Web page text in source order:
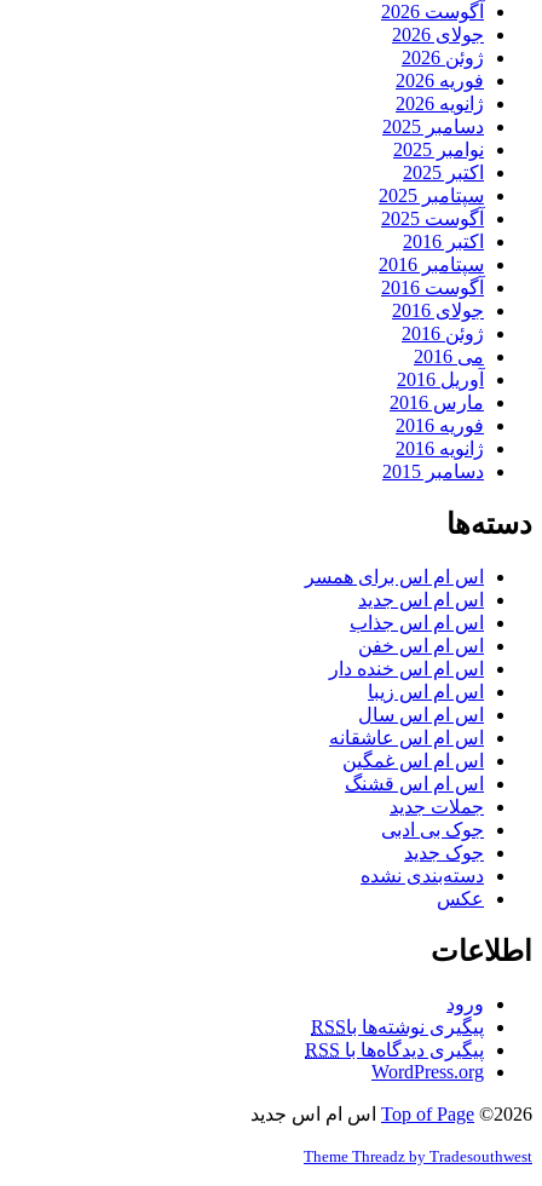
آگوست 2026
جولای 2026
ژوئن 2026
فوریه 2026
ژانویه 2026
دسامبر 2025
نوامبر 2025
اکتبر 2025
سپتامبر 2025
آگوست 2025
اکتبر 2016
سپتامبر 2016
آگوست 2016
جولای 2016
ژوئن 2016
می 2016
آوریل 2016
مارس 2016
فوریه 2016
ژانویه 2016
دسامبر 2015
دسته‌ها
اس ام اس برای همسر
اس ام اس جدید
اس ام اس جذاب
اس ام اس خفن
اس ام اس خنده دار
اس ام اس زیبا
اس ام اس سال
اس ام اس عاشقانه
اس ام اس غمگین
اس ام اس قشنگ
جملات جدید
جوک بی ادبی
جوک جدید
دسته‌بندی نشده
عکس
اطلاعات
ورود
پیگیری نوشته‌ها باRSS
پیگیری دیدگاه‌ها با RSS
WordPress.org
Top of Page ©2026 اس ام اس جدید
Theme Threadz by Tradesouthwest